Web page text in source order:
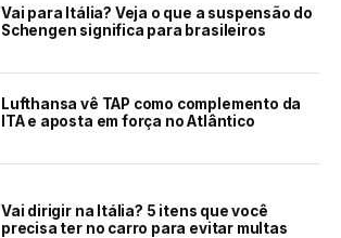
Vai para Itália? Veja o que a suspensão do
Schengen significa para brasileiros
Lufthansa vê TAP como complemento da
ITA e aposta em força no Atlântico
Vai dirigir na Itália? 5 itens que você
precisa ter no carro para evitar multas